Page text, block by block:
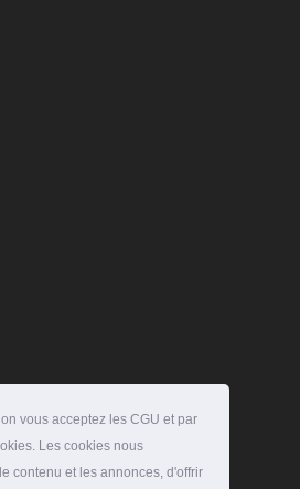
vous acceptez les CGU et par
Les cookies nous
contenu et les annonces, d'offrir